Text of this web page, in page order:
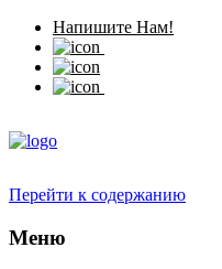
Напишите Нам!
Перейти к содержанию
Меню